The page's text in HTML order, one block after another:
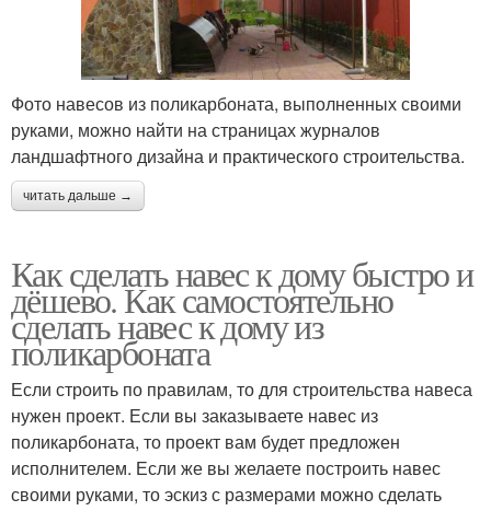
Фото навесов из поликарбоната, выполненных своими
руками, можно найти на страницах журналов
ландшафтного дизайна и практического строительства.
читать дальше →
Как сделать навес к дому быстро и
дёшево. Как самостоятельно
сделать навес к дому из
поликарбоната
Если строить по правилам, то для строительства навеса
нужен проект. Если вы заказываете навес из
поликарбоната, то проект вам будет предложен
исполнителем. Если же вы желаете построить навес
своими руками, то эскиз с размерами можно сделать